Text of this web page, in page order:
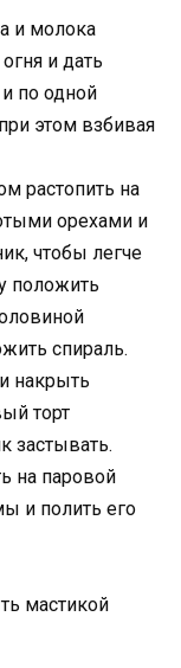
и молока
и дать
по одной
этом взбивая
растопить на
орехами и
чтобы легче
положить
спираль.
накрыть
торт
застывать.
на паровой
и полить его
мастикой